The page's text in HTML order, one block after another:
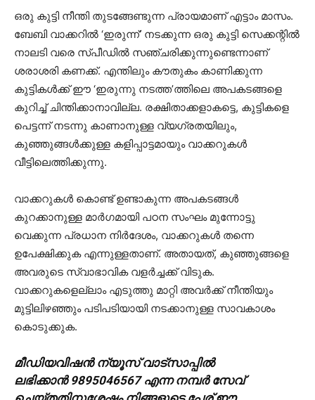
ഒരു കുട്ടി നീന്തി തുടങ്ങേണ്ടുന്ന പ്രായമാണ് എട്ടാം മാസം.
ബേബി വാക്കറില്‍ ‘ഇരുന്ന്’ നടക്കുന്ന ഒരു കുട്ടി സെക്കന്റില്‍
നാലടി വരെ സ്പീഡില്‍ സഞ്ചരിക്കുന്നുണ്ടെന്നാണ്
ശരാശരി കണക്ക്. എന്തിലും കൗതുകം കാണിക്കുന്ന
കുട്ടികള്‍ക്ക് ഈ ‘ഇരുന്നു നടത്ത’ത്തിലെ അപകടങ്ങളെ
കുറിച്ച് ചിന്തിക്കാനാവില്ല. രക്ഷിതാക്കളാകട്ടെ, കുട്ടികളെ
പെട്ടന്ന് നടന്നു കാണാനുള്ള വ്യഗ്രതയിലും,
കുഞ്ഞുങ്ങള്‍ക്കുള്ള കളിപ്പാട്ടമായും വാക്കറുകള്‍
വീട്ടിലെത്തിക്കുന്നു.
വാക്കറുകള്‍ കൊണ്ട് ഉണ്ടാകുന്ന അപകടങ്ങള്‍
കുറക്കാനുള്ള മാര്‍ഗമായി പഠന സംഘം മുന്നോട്ടു
വെക്കുന്ന പ്രധാന നിര്‍ദേശം, വാക്കറുകള്‍ തന്നെ
ഉപേക്ഷിക്കുക എന്നുള്ളതാണ്. അതായത്, കുഞ്ഞുങ്ങളെ
അവരുടെ സ്വാഭാവിക വളര്‍ച്ചക്ക് വിടുക.
വാക്കറുകളെല്ലാം എടുത്തു മാറ്റി അവര്‍ക്ക് നീന്തിയും
മുട്ടിലിഴഞ്ഞും പടിപടിയായി നടക്കാനുള്ള സാവകാശം
കൊടുക്കുക.
മീഡിയവിഷൻ ന്യൂസ് വാട്സാപ്പില്‍
ലഭിക്കാന്‍ 9895046567 എന്ന നമ്പര്‍ സേവ്